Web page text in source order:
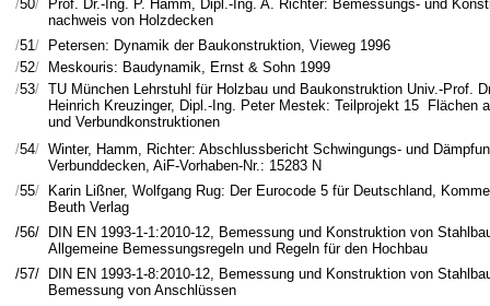
/50/
Prof. Dr.-Ing. P. Hamm, Dipl.-Ing. A. Richter: Bemessungs- und
nachweis von Holzdecken
/51/
Petersen: Dynamik der Baukonstruktion, Vieweg 1996
/52/
Meskouris: Baudynamik, Ernst & Sohn 1999
/53/ TU München Lehrstuhl für Holzbau und Baukonstruktion Univ.-Prof.
Heinrich Kreuzinger, Dipl.-Ing. Peter Mestek: Teilprojekt 15 Flächen
und Verbundkonstruktionen
/54/ Winter, Hamm, Richter: Abschlussbericht Schwingungs- und
Verbunddecken, AiF-Vorhaben-Nr.: 15283 N
/55/
Karin Lißner, Wolfgang Rug: Der Eurocode 5 für Deutschland,
Beuth Verlag
/56/
DIN EN 1993-1-1:2010-12, Bemessung und Konstruktion von
Allgemeine Bemessungsregeln und Regeln für den Hochbau
/57/
DIN EN 1993-1-8:2010-12, Bemessung und Konstruktion von
Bemessung von Anschlüssen